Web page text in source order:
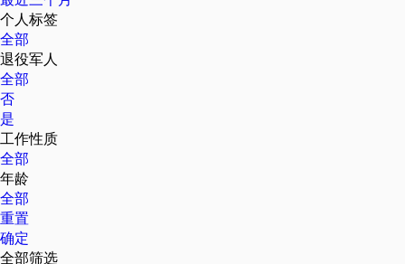
个人标签
全部
退役军人
全部
否
是
工作性质
全部
年龄
全部
重置
确定
全部筛选